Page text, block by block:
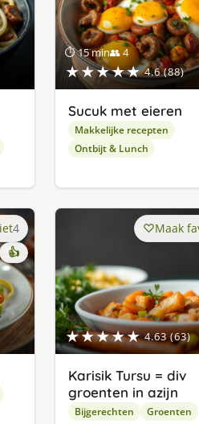
⏱ 15 min👥 4
★★★★★ 4.6 (88)
Sucuk met eieren
Makkelijke recepten
Ontbijt & Lunch
4
👍
★★★★★ 4.63 (63)
Maak
Karisik Tursu = div
groenten in azijn
Bijgerechten Groenten